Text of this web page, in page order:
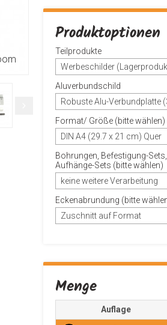
Produktoptionen
Teilprodukte
Werbeschilder
Aluverbundschild
Robuste Alu-Verbundplatte
Format/ Größe (bitte wählen)
DIN A4 (29.7 x 21 cm) Quer
Bohrungen, Befestigung-
Aufhänge-Sets (bitte wählen)
keine weitere Verarbeitung
Eckenabrundung (bitte
Zuschnitt auf Format
Menge
Auflage